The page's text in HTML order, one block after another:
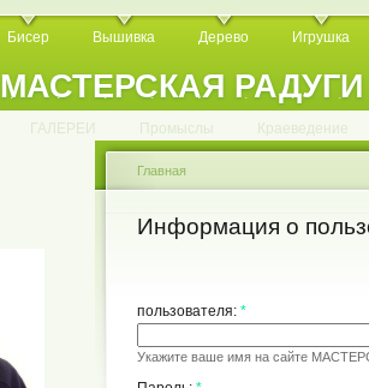
МАСТЕРСКАЯ РАДУГИ
Бисер Вышивка Дерево Игрушка
. . . . . . . .
ГАЛЕРЕИ Промыслы Краеведение
Главная
Информация о
пользователя: *
Укажите ваше имя на сайте